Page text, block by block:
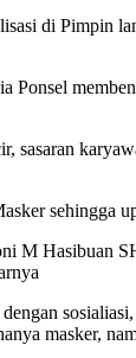
di Pimpin
sehingga
M Hasibuan
masker,